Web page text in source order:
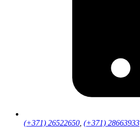
(+371) 26522650, (+371) 28663933